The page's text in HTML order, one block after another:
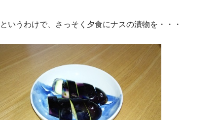
というわけで、さっそく夕食にナスの漬物を・・・